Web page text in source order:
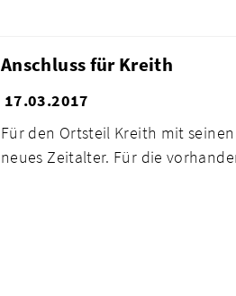
Anschluss für Kreith
17.03.2017
Für den Ortsteil Kreith mit
neues Zeitalter. Für die